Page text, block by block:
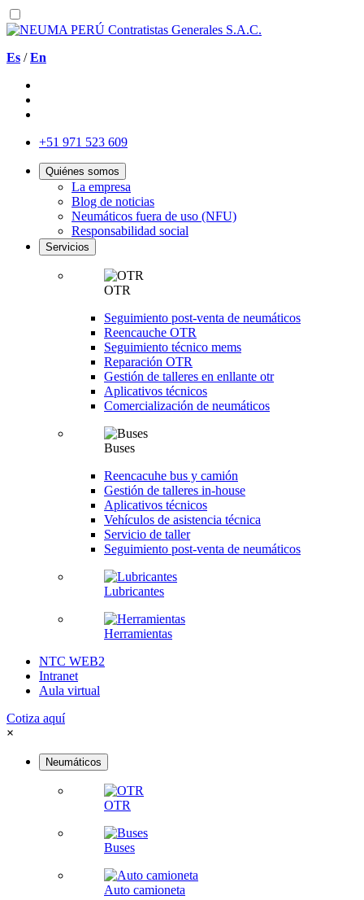
Es /En
+51 971 523 609
Quiénes somos
La empresa
Blog de noticias
Neumáticos fuera de uso (NFU)
Responsabilidad social
Servicios
OTR
Seguimiento post-venta de neumáticos
Reencauche OTR
Seguimiento técnico mems
Reparación OTR
Gestión de talleres en enllante otr
Aplicativos técnicos
Comercialización de neumáticos
Buses
Reencacuhe bus y camión
Gestión de talleres in-house
Aplicativos técnicos
Vehículos de asistencia técnica
Servicio de taller
Seguimiento post-venta de neumáticos
Lubricantes
Herramientas
NTC WEB2
Intranet
Aula virtual
Cotiza aquí
×
Neumáticos
OTR
Buses
Auto camioneta